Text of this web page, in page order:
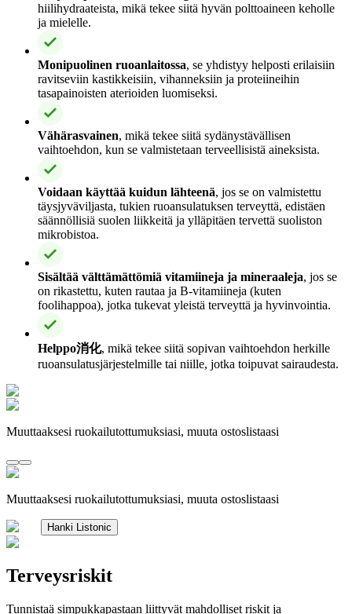
hiilihydraateista, mikä tekee siitä hyvän polttoaineen keholle
ja mielelle.
Monipuolinen ruoanlaitossa, se yhdistyy helposti erilaisiin
ravitseviin kastikkeisiin, vihanneksiin ja proteiineihin
tasapainoisten aterioiden luomiseksi.
Vähärasvainen, mikä tekee siitä sydänystävällisen
vaihtoehdon, kun se valmistetaan terveellisistä aineksista.
Voidaan käyttää kuidun lähteenä, jos se on valmistettu
täysjyväviljasta, tukien ruoansulatuksen terveyttä, edistäen
säännöllisiä suolen liikkeitä ja ylläpitäen tervettä suoliston
mikrobistoa.
Sisältää välttämättömiä vitamiineja ja mineraaleja, jos se
on rikastettu, kuten rautaa ja B-vitamiineja (kuten
foolihappoa), jotka tukevat yleistä terveyttä ja hyvinvointia.
Helppo消化, mikä tekee siitä sopivan vaihtoehdon herkille
ruoansulatusjärjestelmille tai niille, jotka toipuvat sairaudesta.
Muuttaaksesi ruokailutottumuksiasi, muuta ostoslistaasi
Muuttaaksesi ruokailutottumuksiasi, muuta ostoslistaasi
Hanki Listonic
Terveysriskit
Tunnistaä simpukkapastaan liittyvät mahdolliset riskit ja